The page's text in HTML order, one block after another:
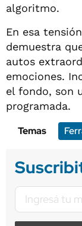
algoritmo.
En esa
demuestra
autos
emociones.
el fondo, son
programada.
Temas